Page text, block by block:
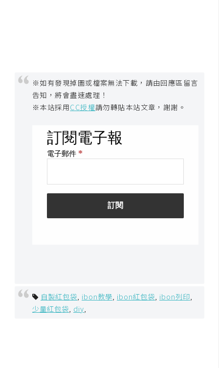
※如有發現掉圖或檔案無法下載，請由回應區留言
告知，將會盡速處理！
※本站採用CC授權請勿轉貼本站文章，謝謝。
自製紅包袋 ibon教學 ibon紅包袋 ibon列印
少量紅包袋 diy